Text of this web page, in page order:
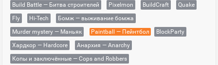
Build Battle — Битва строителей
Pixelmon BuildCraft
Quake
Fly
Hi-Tech
Бомж — выживание бомжа
Murder mystery — Маньяк
Paintball — Пейнтбол
BlockParty
Хардкор — Hardcore
Анархия — Anarchy
Копы и заключённые — Cops and Robbers